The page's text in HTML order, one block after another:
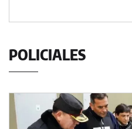
POLICIALES